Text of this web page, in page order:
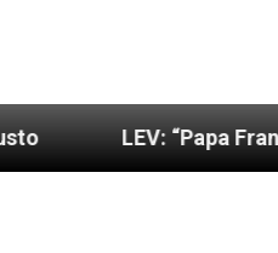
LEV: “Papa Francesco.